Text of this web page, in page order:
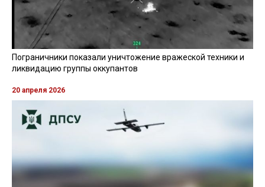
Пограничники показали уничтожение вражеской техники и
ликвидацию группы оккупантов
20 апреля 2026